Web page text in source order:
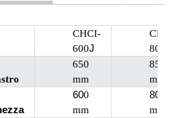
CHCI-
600J
CHCI-
800
650
mm
850
mm
600
mm
80
mm